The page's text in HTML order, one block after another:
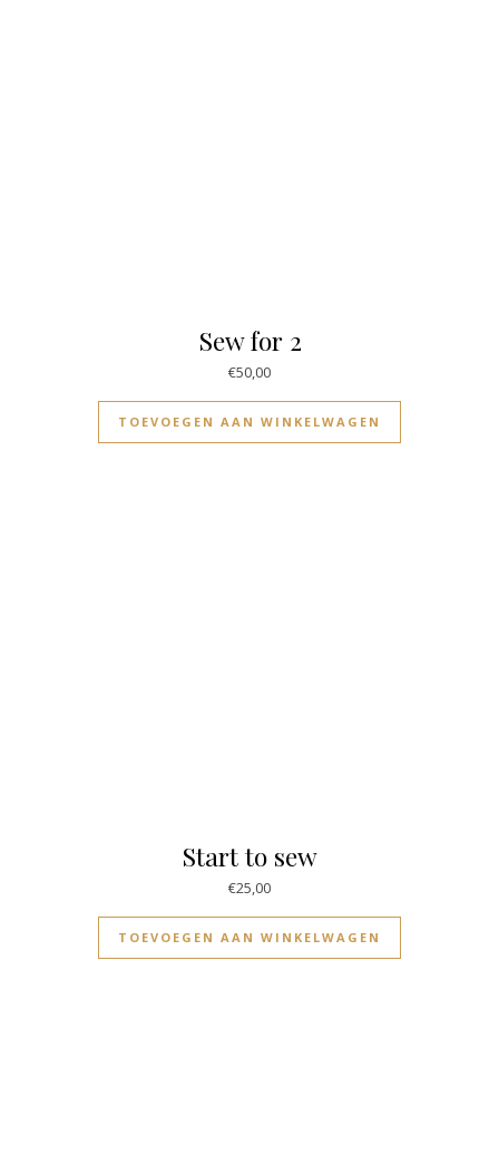
Sew for 2
€50,00
TOEVOEGEN AAN WINKELWAGEN
Start to sew
€25,00
TOEVOEGEN AAN WINKELWAGEN